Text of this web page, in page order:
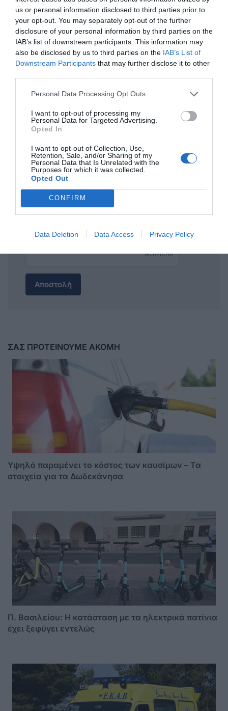
us or personal information disclosed to third parties prior to
your opt-out. You may separately opt-out of the further
disclosure of your personal information by third parties on the
IAB’s list of downstream participants. This information may
also be disclosed by us to third parties on the IAB’s List of
Downstream Participants that may further disclose it to other
Personal Data Processing Opt Outs
I want to opt-out of processing my
Personal Data for Targeted Advertising.
Opted In
I want to opt-out of Collection, Use,
Retention, Sale, and/or Sharing of my
Personal Data that Is Unrelated with the
Purposes for which it was collected.
Opted Out
CONFIRM
Data Deletion Data Access Privacy Policy
Πρόσθεσε ένα σχόλιο
ΟΝΟΜΑ
ΤΙΤΛΟΣ
ΣΧΟΛΙΟ
Αποστολή
ΣΑΣ ΠΡΟΤΕΙΝΟΥΜΕ ΑΚΟΜΗ
Υψηλό παραμένει το κόστος των καυσίμων – Τα
στοιχεία για τα Δωδεκάνησα
Π. Βασιλείου: Η κατάσταση με τα ηλεκτρικά πατίνια
έχει ξεφύγει εντελώς